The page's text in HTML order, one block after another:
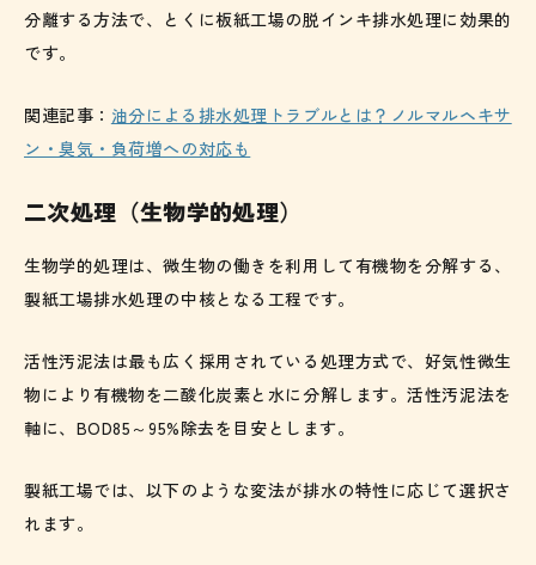
分離する方法で、とくに板紙工場の脱インキ排水処理に効果的
です。
関連記事： 油分による排水処理トラブルとは？ノルマルヘキサ
ン・臭気・負荷増への対応も
二次処理（生物学的処理）
生物学的処理は、微生物の働きを利用して有機物を分解する、
製紙工場排水処理の中核となる工程です。
活性汚泥法は最も広く採用されている処理方式で、好気性微生
物により有機物を二酸化炭素と水に分解します。活性汚泥法を
軸に、BOD85～95%除去を目安とします。
製紙工場では、以下のような変法が排水の特性に応じて選択さ
れます。